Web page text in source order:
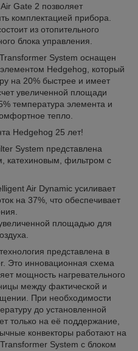
Gate 2 позволяет
комплектацией прибора.
из отопительного
блока управления.
System оснащен
Hedgehog, который
на 20% быстрее и имеет
увеличенной площади
температура элемента и
тепло.
Hedgehog 25 лет!
System представлена
катехиновым, фильтром с
Air Dynamic усиливает
на 37%, что обеспечивает
площадью для
представлена в
Это инновационная схема
мощность нагревательного
между фактической и
При необходимости
до установленной
только на её поддержание,
конвекторы работают на
System с блоком